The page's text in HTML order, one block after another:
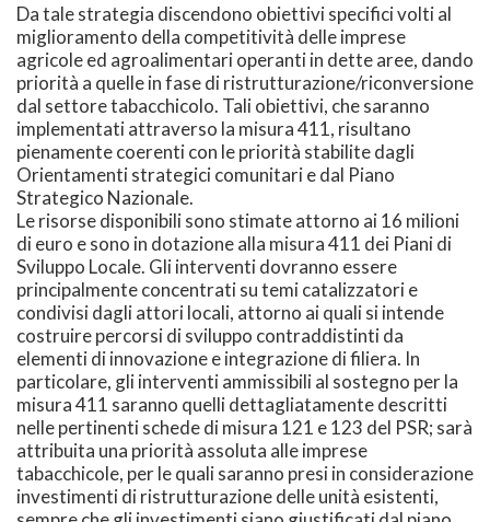
Da tale strategia discendono obiettivi specifici volti al
miglioramento della competitività delle imprese
agricole ed agroalimentari operanti in dette aree, dando
priorità a quelle in fase di ristrutturazione/riconversione
dal settore tabacchicolo. Tali obiettivi, che saranno
implementati attraverso la misura 411, risultano
pienamente coerenti con le priorità stabilite dagli
Orientamenti strategici comunitari e dal Piano
Strategico Nazionale.
Le risorse disponibili sono stimate attorno ai 16 milioni
di euro e sono in dotazione alla misura 411 dei Piani di
Sviluppo Locale. Gli interventi dovranno essere
principalmente concentrati su temi catalizzatori e
condivisi dagli attori locali, attorno ai quali si intende
costruire percorsi di sviluppo contraddistinti da
elementi di innovazione e integrazione di filiera. In
particolare, gli interventi ammissibili al sostegno per la
misura 411 saranno quelli dettagliatamente descritti
nelle pertinenti schede di misura 121 e 123 del PSR; sarà
attribuita una priorità assoluta alle imprese
tabacchicole, per le quali saranno presi in considerazione
investimenti di ristrutturazione delle unità esistenti,